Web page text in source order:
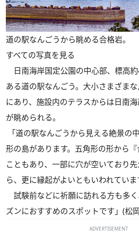
道の駅なんごうから眺める合格岩。
すべての写真を見る
日南海岸国定公園の中心部、標高
ある道の駅なんごう。大小さまざま
にあり、施設内のテラスからは日南
が眺められる。
「道の駅なんごうから見える絶景の
形の島があります。五角形の形から
こともあり、一部に穴が空いており
ら、更に縁起がよいともいわれていま
試験前などに祈願に訪れる方も多
ズンにおすすめのスポットです」(松
ADVERTISEMENT